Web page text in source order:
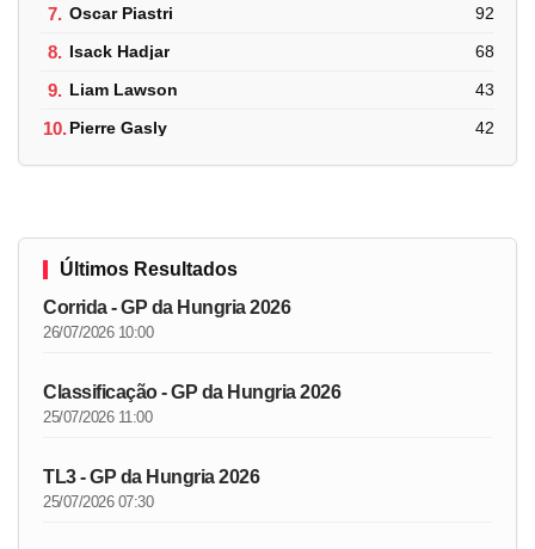
7. Oscar Piastri 92
8. Isack Hadjar 68
9. Liam Lawson 43
10.Pierre Gasly 42
Últimos Resultados
Corrida - GP da Hungria 2026
26/07/2026 10:00
Classificação - GP da Hungria 2026
25/07/2026 11:00
TL3 - GP da Hungria 2026
25/07/2026 07:30